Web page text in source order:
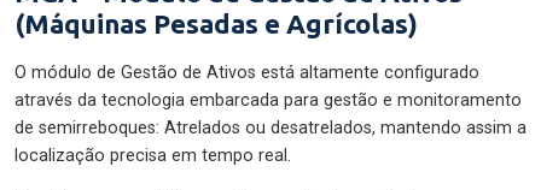
(Máquinas Pesadas e Agrícolas)
O módulo de Gestão de Ativos está altamente configurado
através da tecnologia embarcada para gestão e monitoramento
de semirreboques: Atrelados ou desatrelados, mantendo assim a
localização precisa em tempo real.